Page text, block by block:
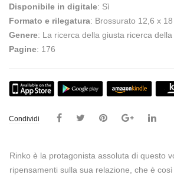
Disponibile in digitale: Sì
Formato e rilegatura: Brossurato 12,6 x 18
Genere: La ricerca della giusta ricerca
Pagine: 176
Condividi
Rinko è la protagonista assoluta di questo
ripensamenti sulla sua relazione, che è